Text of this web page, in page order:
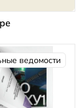
ведомости